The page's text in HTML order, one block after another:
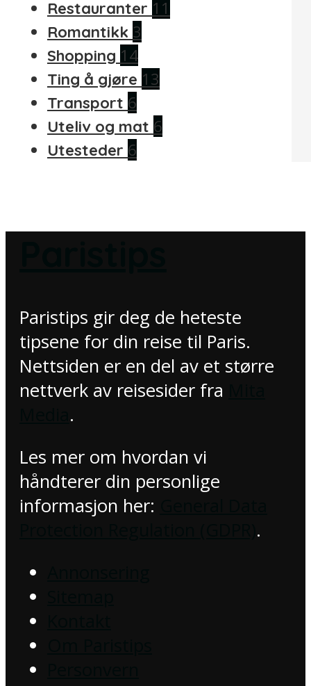
Restauranter 11
Romantikk 3
Shopping 14
Ting å gjøre 13
Transport 6
Uteliv og mat 6
Utesteder 6
Paristips gir deg de heteste
tipsene for din reise til Paris.
Nettsiden er en del av et større
nettverk av reisesider fra
.
Les mer om hvordan vi
håndterer din personlige
informasjon her:
.